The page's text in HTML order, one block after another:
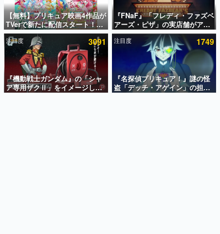
アプリセール情報
インタビュー
連載・特集一覧
殿堂入り記事
SNS拡散数が数千以上！ ページビュー数万以上！ などな
ど。多くの人々に読まれた、電ファミ渾身の“殿堂入り”記
事をまとめました。
【無料】プリキュア映画4作品が
TVerで新たに配信スタート！な
んと2018年～2024年の映画ほぼ
すべてが見放題に、ぶっちゃけ
ありえないラインナップ
『FNaF』「フレディ・ファズベ
アーズ・ピザ」の実店舗がアメ
リカの商業施設「American
Dream」に2027年オープン！
ScottGamesとの共同開発、食
事だけでなくステージショーや
没入型のホラー体験も楽しめる
注目度 3091
『機動戦士ガンダム』の「シャ
ア専用ザクⅡ」をイメージした
散水ホースリールが予約開始。
注目度 1749
『名探偵プリキュア！』謎の怪
盗「デッチ・アゲイン」の担当
キャストは天﨑滉平さんと判